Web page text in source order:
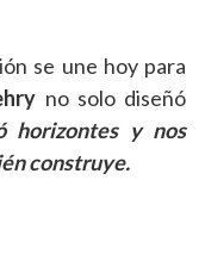
se une hoy para
no solo diseñó
horizontes y nos
construye.